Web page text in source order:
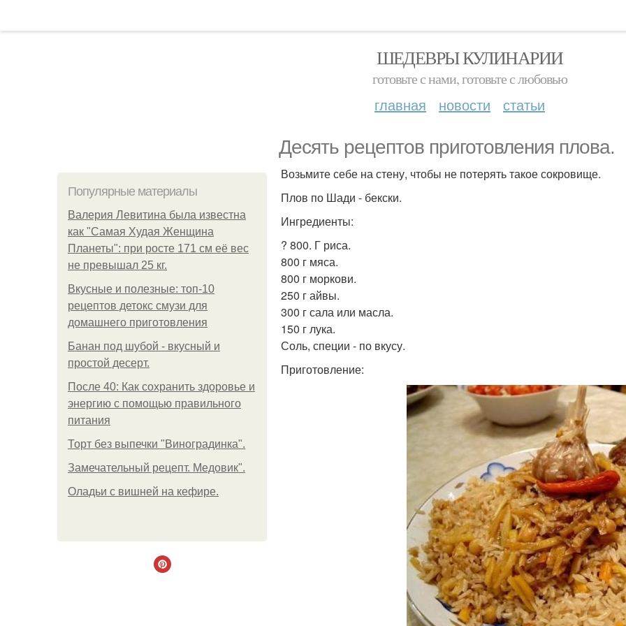
ШЕДЕВРЫ КУЛИНАРИИ
готовьте с нами, готовьте с любовью
главная новости статьи
Десять рецептов приготовления плова.
Популярные материалы
Валерия Левитина была известна
как "Самая Худая Женщина
Планеты": при росте 171 см её вес
не превышал 25 кг.
Вкусные и полезные: топ-10
рецептов детокс смузи для
домашнего приготовления
Банан под шубой - вкусный и
простой десерт.
После 40: Как сохранить здоровье и
энергию с помощью правильного
питания
Торт без выпечки "Виноградинка".
Замечательный рецепт. Медовик".
Оладьи с вишней на кефире.
Возьмите себе на стену, чтобы не потерять такое сокровище.
Плов по Шади - бекски.
Ингредиенты:
? 800. Г риса.
800 г мяса.
800 г моркови.
250 г айвы.
300 г сала или масла.
150 г лука.
Соль, специи - по вкусу.
Приготовление: